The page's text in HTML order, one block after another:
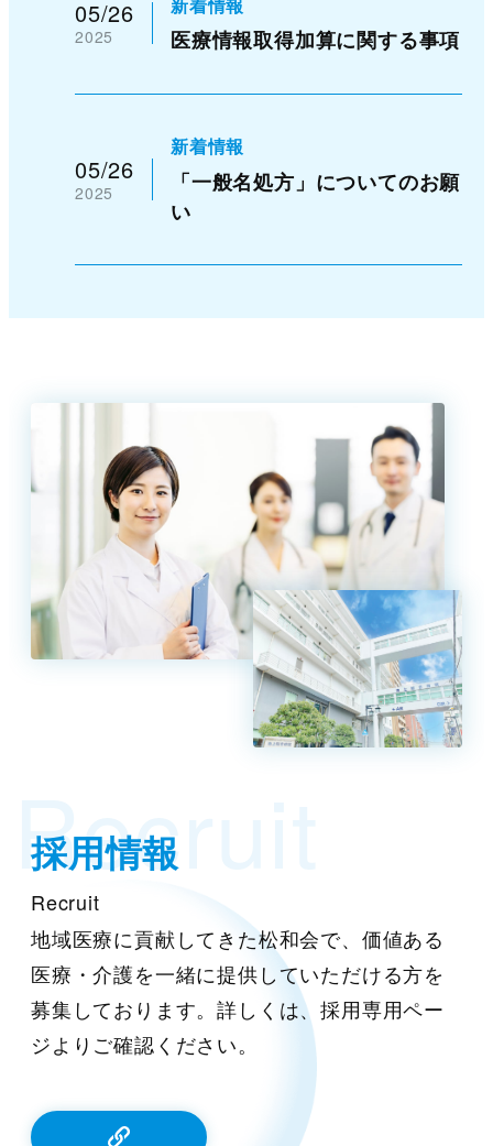
05/26
2025
新着情報
医療情報取得加算に関する事項
05/26
2025
新着情報
「一般名処方」についてのお願
い
Recruit
採用情報
Recruit
地域医療に貢献してきた松和会で、価値ある
医療・介護を一緒に提供していただける方を
募集しております。詳しくは、採用専用ペー
ジよりご確認ください。